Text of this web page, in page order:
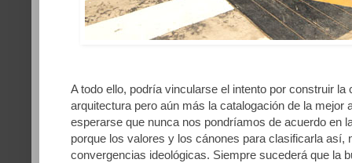
A todo ello, podría vincularse el intento por construir la
arquitectura pero aún más la catalogación de la mejor
esperarse que nunca nos pondríamos de acuerdo en
porque los valores y los cánones para clasificarla así,
convergencias ideológicas. Siempre sucederá que la